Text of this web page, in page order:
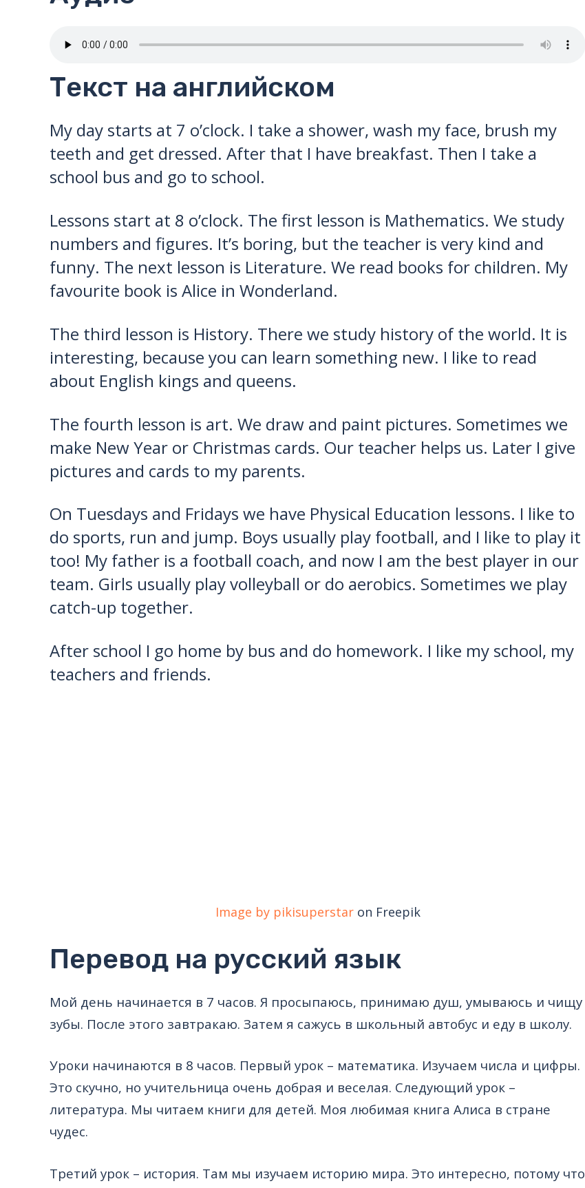
Текст на английском
My day starts at 7 o’clock. I take a shower, wash my face, brush my
teeth and get dressed. After that I have breakfast. Then I take a
school bus and go to school.
Lessons start at 8 o’clock. The first lesson is Mathematics. We study
numbers and figures. It’s boring, but the teacher is very kind and
funny. The next lesson is Literature. We read books for children. My
favourite book is Alice in Wonderland.
The third lesson is History. There we study history of the world. It is
interesting, because you can learn something new. I like to read
about English kings and queens.
The fourth lesson is art. We draw and paint pictures. Sometimes we
make New Year or Christmas cards. Our teacher helps us. Later I give
pictures and cards to my parents.
On Tuesdays and Fridays we have Physical Education lessons. I like to
do sports, run and jump. Boys usually play football, and I like to play it
too! My father is a football coach, and now I am the best player in our
team. Girls usually play volleyball or do aerobics. Sometimes we play
catch-up together.
After school I go home by bus and do homework. I like my school, my
teachers and friends.
Image by pikisuperstaron Freepik
Перевод на русский язык
Мой день начинается в 7 часов. Я просыпаюсь, принимаю душ, умываюсь и чищу
зубы. После этого завтракаю. Затем я сажусь в школьный автобус и еду в школу.
Уроки начинаются в 8 часов. Первый урок – математика. Изучаем числа и цифры.
Это скучно, но учительница очень добрая и веселая. Следующий урок –
литература. Мы читаем книги для детей. Моя любимая книга Алиса в стране
чудес.
Третий урок – история. Там мы изучаем историю мира. Это интересно, потому что